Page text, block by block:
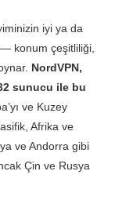
Mbps
ms
10.25
iyi ya da
konum çeşitliliği,
NordVPN,
sunucu ile bu
ve Kuzey
Afrika ve
ve Andorra gibi
Çin ve Rusya